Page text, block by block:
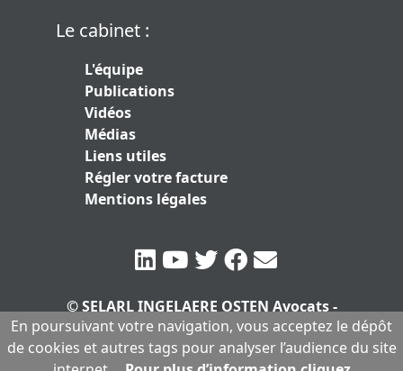
Le cabinet :
L'équipe
Publications
Vidéos
Médias
Liens utiles
Régler votre facture
Mentions légales
© SELARL INGELAERE OSTEN Avocats -
SERLARL au capital de 10.000 euros|
Mentions légales
En poursuivant votre navigation, vous acceptez le dépôt
de cookies et autres tags pour analyser l’audience du site